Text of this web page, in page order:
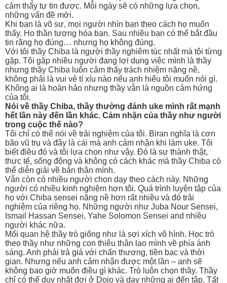
cảm thấy tự tin được. Mỗi ngày sẽ có những lựa chọn,
những vấn đề mới.
Khi bạn là võ sư, mọi người nhìn bạn theo cách họ muốn
thấy. Ho thần tượng hóa bạn. Sau nhiều bạn có thể bắt đầu
tin rằng họ đúng… nhưng họ không đúng.
Với tôi thầy Chiba là người thầy nghiêm túc nhất mà tôi từng
gặp. Tôi gặp nhiều người đang lợi dụng việc mình là thầy
nhưng thầy Chiba luôn cảm thấy trách nhiệm nặng nề,
không phải là vui vẻ tí xíu nào nếu anh hiểu tôi muốn nói gì.
Không ai là hoàn hảo nhưng thầy vẫn là nguồn cảm hứng
của tôi.
Nói về thầy Chiba, thầy thường đánh uke mình rất mạnh
hết lần này đến lần khác. Cảm nhận của thầy như người
trong cuộc thế nào?
Tôi chỉ có thể nói về trải nghiệm của tôi. Biran nghĩa là cơn
bão vũ trụ và đây là cái mà anh cảm nhận khi làm uke. Tôi
biết điều đó và tôi lựa chọn như vậy. Đó là sự thành thật,
thực tế, sống động và không có cách khác mà thầy Chiba có
thể diễn giải về bản thân mình.
Vẫn còn có nhiều người chọn dạy theo cách này. Những
người có nhiều kinh nghiệm hơn tôi. Quá trình luyện tập của
họ với Chiba sensei nặng nề hơn rất nhiều và đó trải
nghiệm của riêng họ. Những người như Juba Nour Sensei,
Ismail Hassan Sensei, Yahe Solomon Sensei and nhiều
người khác nữa.
Mối quan hệ thầy trò giống như là sợi xích vô hình. Học trò
theo thầy như những con thiêu thân lao mình về phía ánh
sáng. Anh phải trả giá với chấn thương, tiền bạc và thời
gian. Nhưng nếu anh cảm nhận được một lần – anh sẽ
không bao giờ muốn điều gì khác. Trò luôn chọn thầy. Thầy
chỉ có thể duy nhất đợi ở Dojo và dạy những ai đến tập. Tất